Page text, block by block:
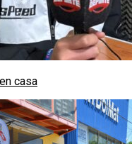
casa